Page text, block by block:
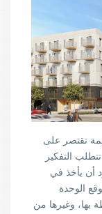
تقتصر على
التفكير
أن يأخذ في
الوحدة
بها، وغيرها من